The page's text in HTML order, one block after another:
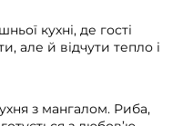
кухні, де гості
але й відчути тепло і
з мангалом. Риба,